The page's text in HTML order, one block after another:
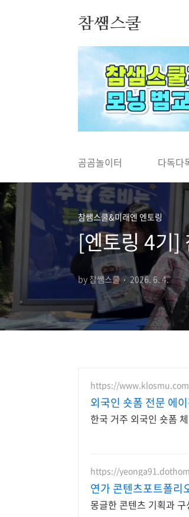
참쌤스쿨
◀
곰곰놀이터 다독다
참쌤스쿨&미래엔 엔토링
[엔토링 4기]
by 참쌤스쿨 2026. 6. 4.
https://www.klosmu.com
외국인 숏폼 전문 에
한국 거주 외국인 숏폼
https://
연가 콘텐츠포트폴리
몽글한 콘텐츠 기획과